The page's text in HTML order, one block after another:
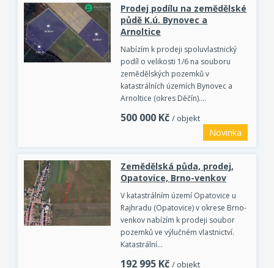
Prodej podílu na zemědělské
půdě K.ú. Bynovec a
Arnoltice
Nabízím k prodeji spoluvlastnický
podíl o velikosti 1/6 na souboru
zemědělských pozemků v
katastrálních územích Bynovec a
Arnoltice (okres Děčín).…
500 000 Kč / objekt
Novinka
Zemědělská půda, prodej,
Opatovice, Brno-venkov
V katastrálním území Opatovice u
Rajhradu (Opatovice) v okrese Brno-
venkov nabízím k prodeji soubor
pozemků ve výlučném vlastnictví.
Katastrální…
192 995 Kč / objekt